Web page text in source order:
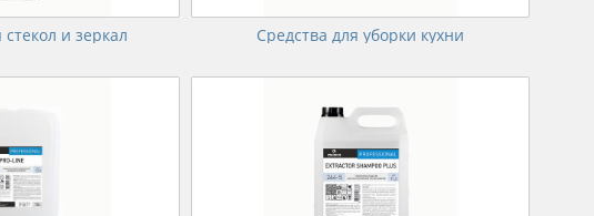
и зеркал Средства для уборки кухни